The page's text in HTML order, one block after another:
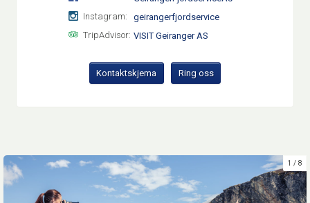
1 8
Instagram:
geirangerfjordservice
TripAdvisor: VISIT Geiranger AS
Kontaktskjema Ring oss